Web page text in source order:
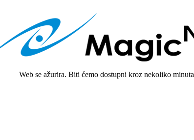
Web se ažurira. Biti ćemo dostupni kroz nekoliko minuta